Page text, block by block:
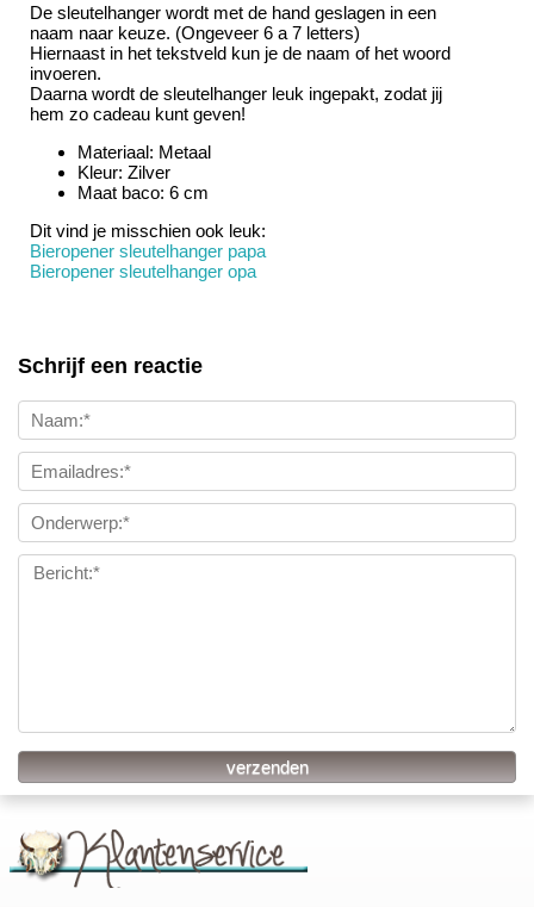
De sleutelhanger wordt met de hand geslagen in een
naam naar keuze. (Ongeveer 6 a 7 letters)
Hiernaast in het tekstveld kun je de naam of het woord
invoeren.
Daarna wordt de sleutelhanger leuk ingepakt, zodat jij
hem zo cadeau kunt geven!
Materiaal: Metaal
Kleur: Zilver
Maat baco: 6 cm
Dit vind je misschien ook leuk:
Bieropener sleutelhanger papa
Bieropener sleutelhanger opa
Schrijf een reactie